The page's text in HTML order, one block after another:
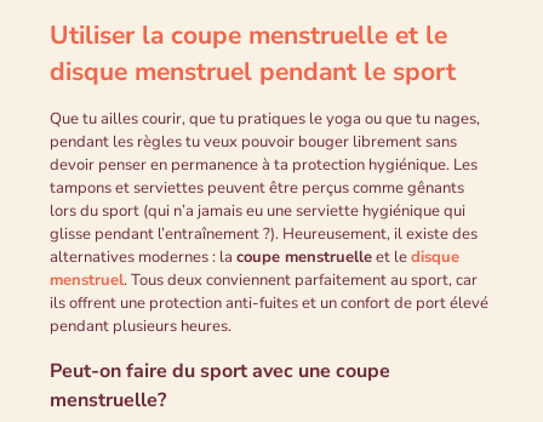
Utiliser la coupe menstruelle et le
disque menstruel pendant le sport
Que tu ailles courir, que tu pratiques le yoga ou que tu nages,
pendant les règles tu veux pouvoir bouger librement sans
devoir penser en permanence à ta protection hygiénique. Les
tampons et serviettes peuvent être perçus comme gênants
lors du sport (qui n’a jamais eu une serviette hygiénique qui
glisse pendant l’entraînement ?). Heureusement, il existe des
alternatives modernes : la coupe menstruelleet ledisque
menstruel. Tous deux conviennent parfaitement au sport, car
ils offrent une protection anti-fuites et un confort de port élevé
pendant plusieurs heures.
Peut-on faire du sport avec une coupe
menstruelle?